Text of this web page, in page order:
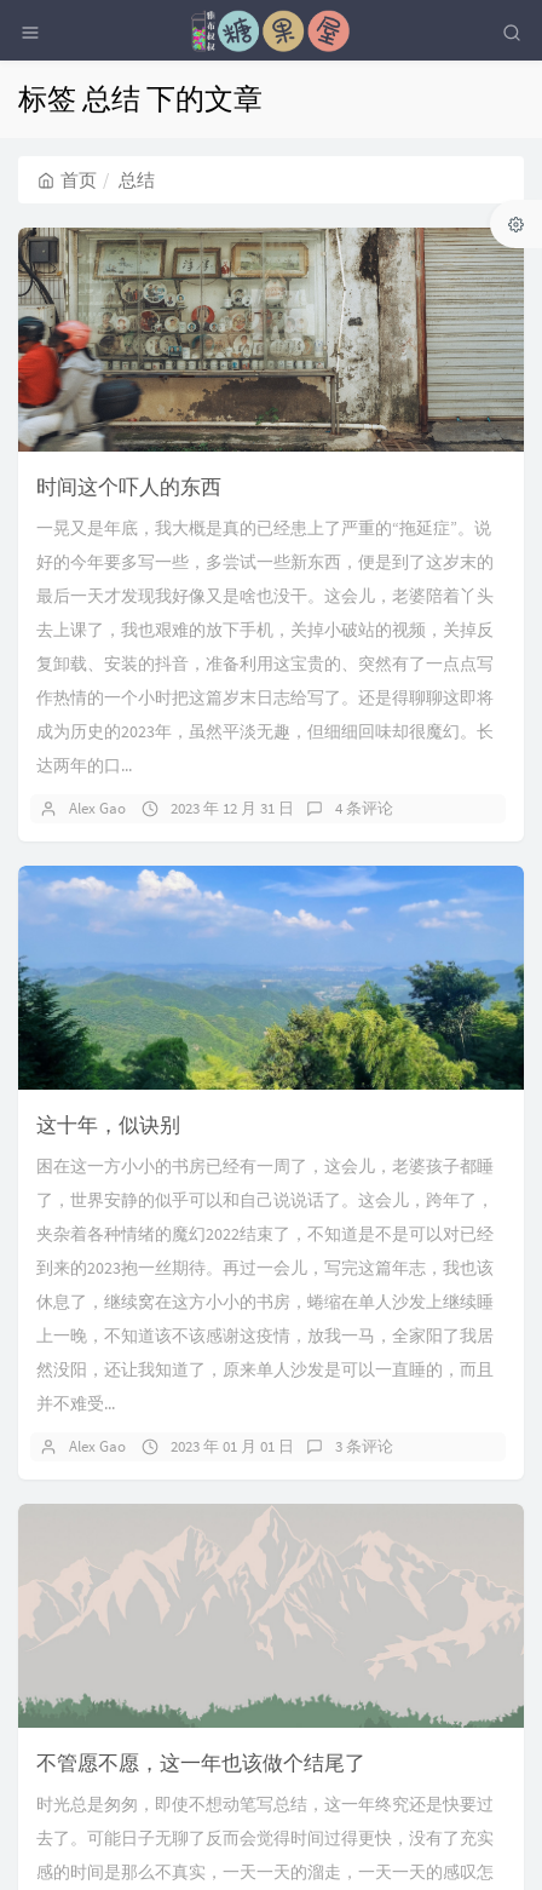
标签 总结 下的文章
首页 总结
时间这个吓人的东西
一晃又是年底，我大概是真的已经患上了严重的“拖延症”。说
好的今年要多写一些，多尝试一些新东西，便是到了这岁末的
最后一天才发现我好像又是啥也没干。这会儿，老婆陪着丫头
去上课了，我也艰难的放下手机，关掉小破站的视频，关掉反
复卸载、安装的抖音，准备利用这宝贵的、突然有了一点点写
作热情的一个小时把这篇岁末日志给写了。还是得聊聊这即将
成为历史的2023年，虽然平淡无趣，但细细回味却很魔幻。长
达两年的口...
Alex Gao 2023 年 12 月 31 日 4 条评论
这十年，似诀别
困在这一方小小的书房已经有一周了，这会儿，老婆孩子都睡
了，世界安静的似乎可以和自己说说话了。这会儿，跨年了，
夹杂着各种情绪的魔幻2022结束了，不知道是不是可以对已经
到来的2023抱一丝期待。再过一会儿，写完这篇年志，我也该
休息了，继续窝在这方小小的书房，蜷缩在单人沙发上继续睡
上一晚，不知道该不该感谢这疫情，放我一马，全家阳了我居
然没阳，还让我知道了，原来单人沙发是可以一直睡的，而且
并不难受...
Alex Gao 2023 年 01 月 01 日 3 条评论
不管愿不愿，这一年也该做个结尾了
时光总是匆匆，即使不想动笔写总结，这一年终究还是快要过
去了。可能日子无聊了反而会觉得时间过得更快，没有了充实
感的时间是那么不真实，一天一天的溜走，一天一天的感叹怎